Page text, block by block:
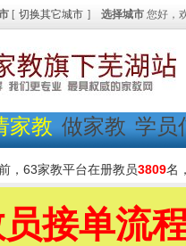
[ 切换其它城市 ] 选择城市 您好，
家教 做家教 学员
，63家教平台在册教员3809名
接单流